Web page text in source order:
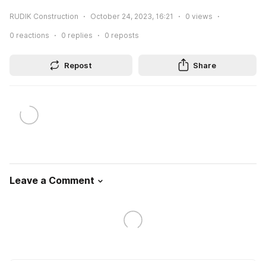
RUDIK Construction October 24, 2023, 16:21 0 views
0 reactions 0 replies 0 reposts
Repost Share
Leave a Comment